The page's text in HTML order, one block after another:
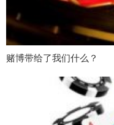
赌博带给了我们什么？